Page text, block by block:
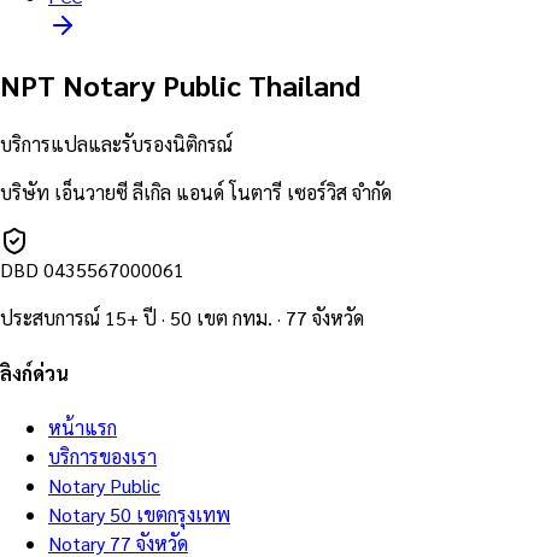
NPT Notary Public Thailand
บริการแปลและรับรองนิติกรณ์
บริษัท เอ็นวายซี ลีเกิล แอนด์ โนตารี เซอร์วิส จำกัด
DBD 0435567000061
ประสบการณ์ 15+ ปี · 50 เขต กทม. · 77 จังหวัด
ลิงก์ด่วน
หน้าแรก
บริการของเรา
Notary Public
Notary 50 เขตกรุงเทพ
Notary 77 จังหวัด